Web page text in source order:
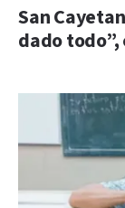
San
dado